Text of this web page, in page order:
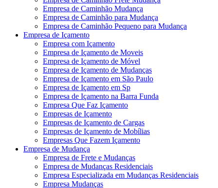
Empresa de Caminhão Mudança
Empresa de Caminhão para Mudança
Empresa de Caminhão Pequeno para Mudança
Empresa de Içamento
Empresa com Içamento
Empresa de Içamento de Moveis
Empresa de Içamento de Móvel
Empresa de Içamento de Mudanças
Empresa de Içamento em São Paulo
Empresa de Içamento em Sp
Empresa de Içamento na Barra Funda
Empresa Que Faz Içamento
Empresas de Içamento
Empresas de Içamento de Cargas
Empresas de Içamento de Mobílias
Empresas Que Fazem Içamento
Empresa de Mudança
Empresa de Frete e Mudanças
Empresa de Mudanças Residenciais
Empresa Especializada em Mudanças Residenciais
Empresa Mudanças